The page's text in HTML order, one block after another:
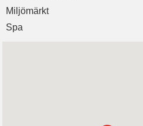
Miljömärkt
Spa